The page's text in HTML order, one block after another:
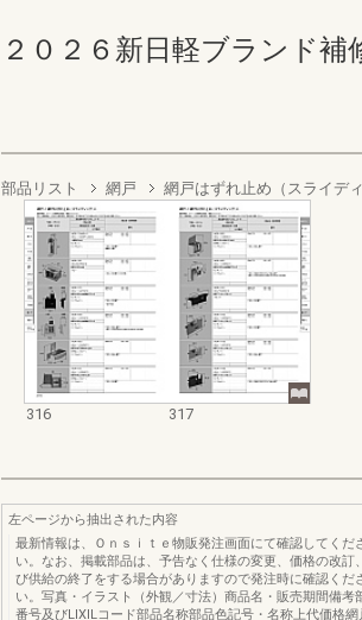
２０２６新日軽ブランド
部品リスト 網戸 網戸はずれ止め（スライディ
316 317
左ページから抽出された内容
最新情報は、Ｏｎｓｉｔｅ物販発注画面にて確認してくだ
い。なお、掲載部品は、予告なく仕様の変更、価格の改訂
び供給の終了をする場合がありますので発注時に確認くだ
い。写真・イラスト（外観／寸法）商品名・販売期間備考
番号及びLIXILコード部品名称部品色記号・名称上代価格網